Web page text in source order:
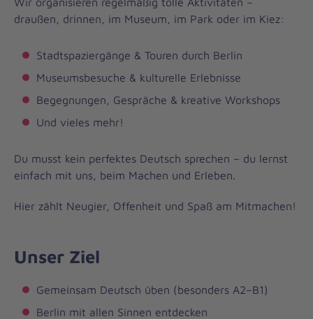
draußen, drinnen, im Museum, im Park oder im Kiez:
Stadtspaziergänge & Touren durch Berlin
Museumsbesuche & kulturelle Erlebnisse
Begegnungen, Gespräche & kreative Workshops
Und vieles mehr!
Du musst kein perfektes Deutsch sprechen – du lernst
einfach mit uns, beim Machen und Erleben.
Hier zählt Neugier, Offenheit und Spaß am Mitmachen!
Unser Ziel
Gemeinsam Deutsch üben (besonders A2–B1)
Berlin mit allen Sinnen entdecken